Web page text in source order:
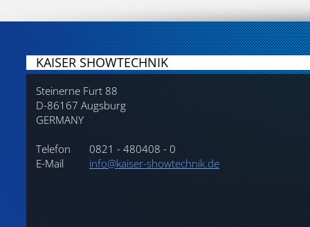
KAISER SHOWTECHNIK
Steinerne Furt 88
D-86167 Augsburg
GERMANY
Telefon
0821 - 480408 - 0
E-Mail
info@kaiser-showtechnik.de